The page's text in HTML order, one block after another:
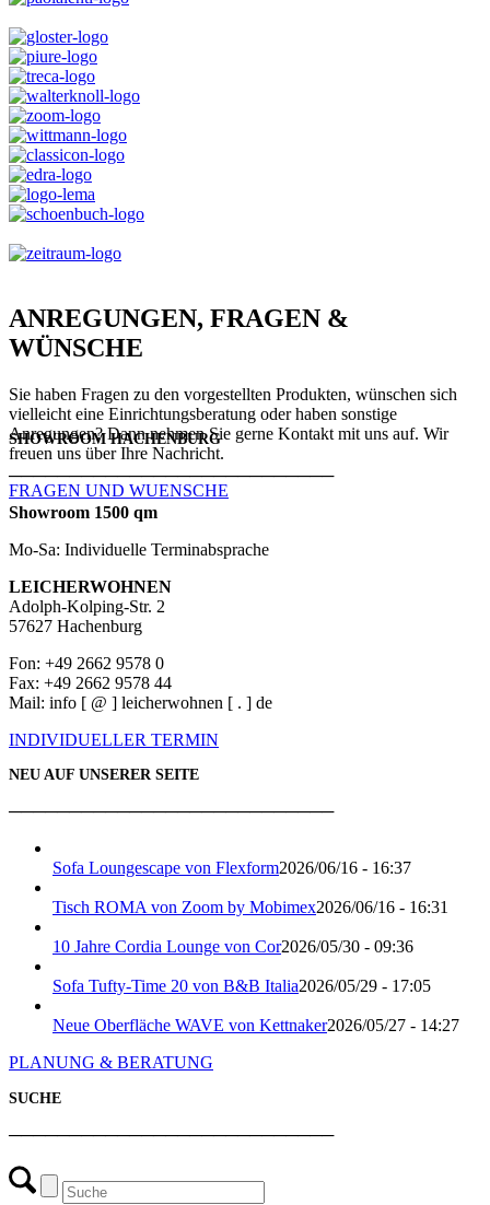
ANREGUNGEN, FRAGEN &
WÜNSCHE
Sie haben Fragen zu den vorgestellten Produkten, wünschen sich
vielleicht eine Einrichtungsberatung oder haben sonstige
Anregungen? Dann nehmen Sie gerne Kontakt mit uns auf. Wir
freuen uns über Ihre Nachricht.
FRAGEN UND WUENSCHE
SHOWROOM HACHENBURG
───────────────────────────
Showroom 1500 qm
Mo-Sa: Individuelle Terminabsprache
LEICHERWOHNEN
Adolph-Kolping-Str. 2
57627 Hachenburg
Fon: +49 2662 9578 0
Fax: +49 2662 9578 44
Mail: info [ @ ] leicherwohnen [ . ] de
INDIVIDUELLER TERMIN
NEU AUF UNSERER SEITE
───────────────────────────
Sofa Loungescape von Flexform2026/06/16 - 16:37
Tisch ROMA von Zoom by Mobimex2026/06/16 - 16:31
10 Jahre Cordia Lounge von Cor2026/05/30 - 09:36
Sofa Tufty-Time 20 von B&B Italia2026/05/29 - 17:05
Neue Oberfläche WAVE von Kettnaker2026/05/27 - 14:27
PLANUNG & BERATUNG
SUCHE
───────────────────────────